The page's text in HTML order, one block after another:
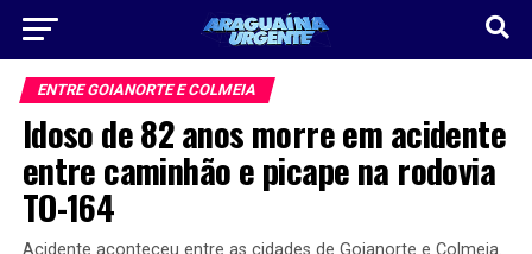
ENTRE GOIANORTE E COLMEIA
Idoso de 82 anos morre em acidente
entre caminhão e picape na rodovia
TO-164
Acidente aconteceu entre as cidades de Goianorte e Colmeia.